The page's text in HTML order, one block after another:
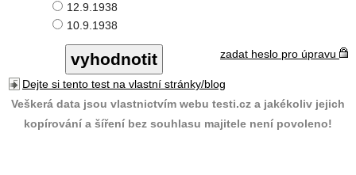
12.9.1938
10.9.1938
zadat heslo pro úpravu
Dejte si tento test na vlastní stránky/blog
Veškerá data jsou vlastnictvím webu testi.cz a jakékoliv jejich
kopírování a šíření bez souhlasu majitele není povoleno!